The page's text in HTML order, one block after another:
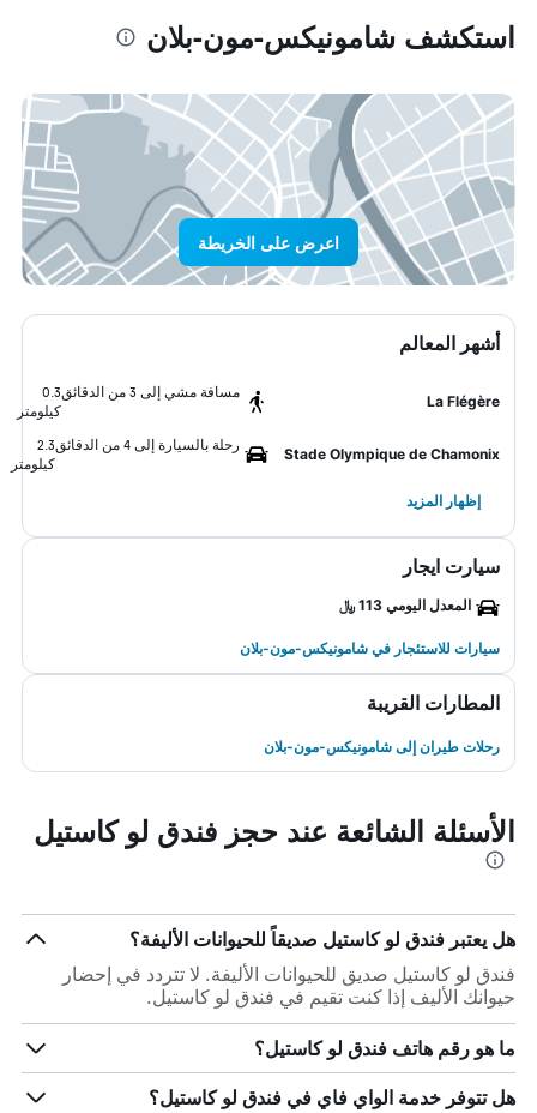
استكشف شامونيكس-مون-بلان
اعرض على الخريطة
أشهر المعالم
La Flégère
مسافة مشي إلى 3 من الدقائق
0.3
كيلومتر
Stade Olympique de Chamonix
رحلة بالسيارة إلى 4 من الدقائق
2.3
كيلومتر
إظهار المزيد
سيارت ايجار
المعدل اليومي 113 ﷼
سيارات للاستئجار في شامونيكس-مون-بلان
المطارات القريبة
رحلات طيران إلى شامونيكس-مون-بلان
الأسئلة الشائعة عند حجز فندق لو كاستيل
هل يعتبر فندق لو كاستيل صديقاً للحيوانات الأليفة؟
فندق لو كاستيل صديق للحيوانات الأليفة. لا تتردد في إحضار
حيوانك الأليف إذا كنت تقيم في فندق لو كاستيل.
ما هو رقم هاتف فندق لو كاستيل؟
هل تتوفر خدمة الواي فاي في فندق لو كاستيل؟